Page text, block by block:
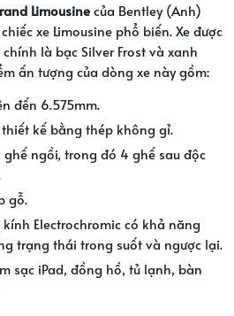
Limousinecủa Bentley (Anh)
xe Limousine phổ biến. Xe được
là bạc Silver Frost và xanh
ấn tượng của dòng xe này gồm:
đến 6.575mm.
kế bằng thép không gỉ.
ngồi, trong đó 4 ghế sau độc
gỗ.
Electrochromic có khả năng
trạng thái trong suốt và ngược lại.
sạc iPad, đồng hồ, tủ lạnh, bàn